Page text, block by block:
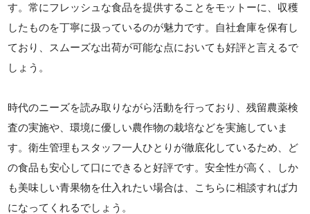
す。常にフレッシュな食品を提供することをモットーに、収穫
したものを丁寧に扱っているのが魅力です。自社倉庫を保有し
ており、スムーズな出荷が可能な点においても好評と言えるで
しょう。
時代のニーズを読み取りながら活動を行っており、残留農薬検
査の実施や、環境に優しい農作物の栽培などを実施していま
す。衛生管理もスタッフ一人ひとりが徹底化しているため、ど
の食品も安心して口にできると好評です。安全性が高く、しか
も美味しい青果物を仕入れたい場合は、こちらに相談すれば力
になってくれるでしょう。